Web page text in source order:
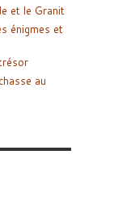
et le Granit
énigmes et
au